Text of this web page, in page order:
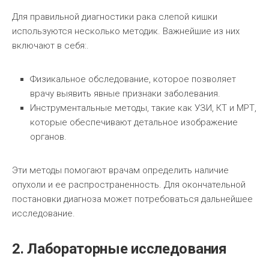
Для правильной диагностики рака слепой кишки
используются несколько методик. Важнейшие из них
включают в себя:.
Физикальное обследование, которое позволяет
врачу выявить явные признаки заболевания.
Инструментальные методы, такие как УЗИ, КТ и МРТ,
которые обеспечивают детальное изображение
органов.
Эти методы помогают врачам определить наличие
опухоли и ее распространенность. Для окончательной
постановки диагноза может потребоваться дальнейшее
исследование.
2. Лабораторные исследования